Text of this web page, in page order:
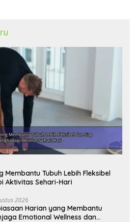
Membantu Tubuh Lebih Fleksibel
Aktivitas Sehari-Hari
2026
Harian yang Membantu
Emotional Wellness dan